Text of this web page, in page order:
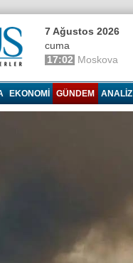
7 Ağustos 2026
cuma
17:02 Moskova
EKONOMI GÜNDEM ANALIZ